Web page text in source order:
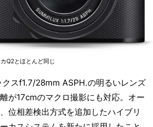
Q2とほとんど同じ
クスf1.7/28mm ASPH.の明るいレンズ
が17cmのマクロ撮影にも対応。オー
位相差検出方式を追加したハイブリ